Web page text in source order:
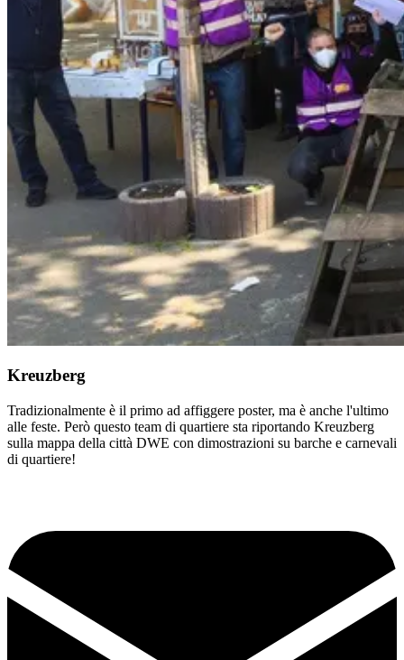
Kreuzberg
Tradizionalmente è il primo ad affiggere poster, ma è anche l'ultimo
alle feste. Però questo team di quartiere sta riportando Kreuzberg
sulla mappa della città DWE con dimostrazioni su barche e carnevali
di quartiere!